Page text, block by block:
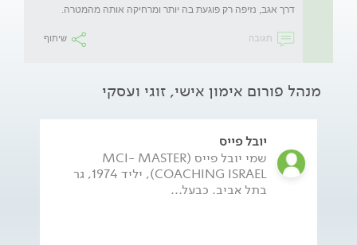
דרך אגב, נזיפה רק פוגעת בה יותר ומרחיקה אותה מהמטרה.
תגובה שיתוף
מנהל פורום אימון אישי, זוגי ועסקי
יובל פייס
שמי יובל פייס (MCI- MASTER
COACHING ISRAEL), יליד 1974, גר
בתל אביב. כבעל...